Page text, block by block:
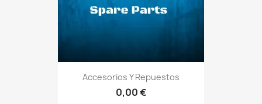
Accesorios Y Repuestos
0,00 €